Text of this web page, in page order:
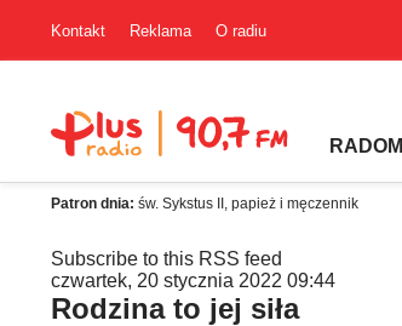
Kontakt Reklama O radiu
RADOM
Patron dnia: św. Sykstus II, papież i męczennik
Subscribe to this RSS feed
czwartek, 20 stycznia 2022 09:44
Rodzina to jej siła